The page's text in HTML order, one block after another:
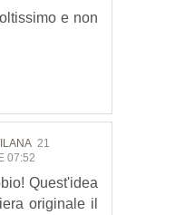
e non
21
07:52
Quest'idea
originale il